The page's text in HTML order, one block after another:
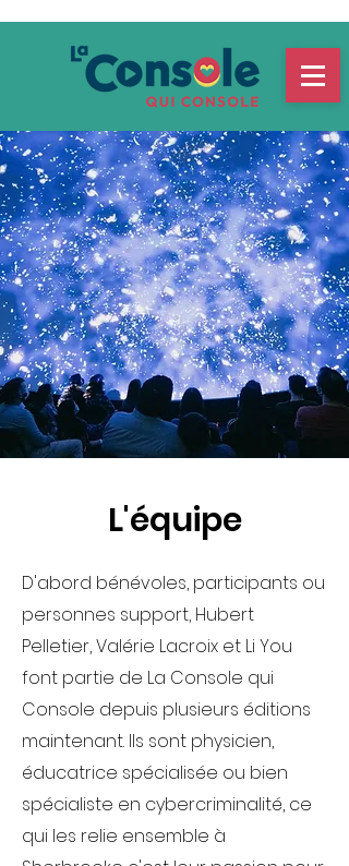
L'équipe
D'abord bénévoles, participants ou
personnes support, Hubert
Pelletier, Valérie Lacroix et Li You
font partie de La Console qui
Console depuis plusieurs éditions
maintenant. Ils sont physicien,
éducatrice spécialisée ou bien
spécialiste en cybercriminalité, ce
qui les relie ensemble à